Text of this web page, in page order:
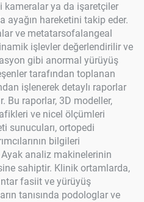
kameralar ya da işaretçiler
ayağın hareketini takip eder.
ve metatarsofalangeal
işlevler değerlendirilir ve
gibi anormal yürüyüş
tarafından toplanan
işlenerek detaylı raporlar
Bu raporlar, 3D modeller,
ve nicel ölçümleri
sunucuları, ortopedi
bilgileri
Ayak analiz makinelerinin
sahiptir. Klinik ortamlarda,
fasiit ve yürüyüş
tanısında podologlar ve